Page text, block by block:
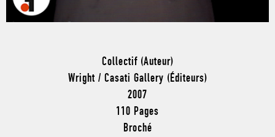
Collectif (Auteur)
Wright / Casati Gallery (Éditeurs)
2007
110 Pages
Broché